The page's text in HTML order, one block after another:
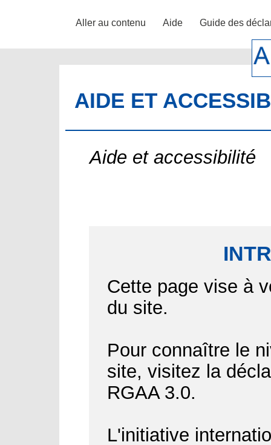
Aller au contenu Aide Guide des
AIDE ET
Aide et accessibilité
Cette page vise à
du site.
Pour connaître le
site, visitez la
RGAA 3.0.
L'initiative